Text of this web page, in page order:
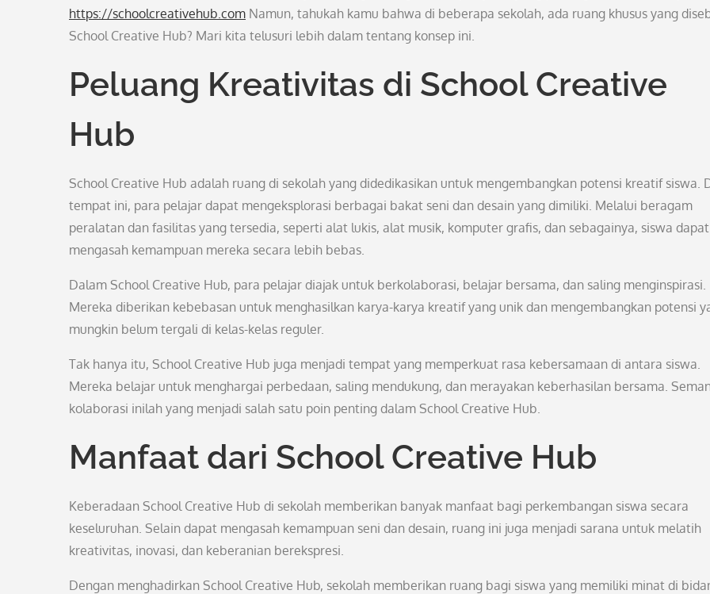
https://schoolcreativehub.com Namun, tahukah kamu bahwa di beberapa sekolah, ada ruang khusus yang
School Creative Hub? Mari kita telusuri lebih dalam tentang konsep ini.
Peluang Kreativitas di School Creative
Hub
School Creative Hub adalah ruang di sekolah yang didedikasikan untuk mengembangkan potensi kreatif siswa.
tempat ini, para pelajar dapat mengeksplorasi berbagai bakat seni dan desain yang dimiliki. Melalui beragam
peralatan dan fasilitas yang tersedia, seperti alat lukis, alat musik, komputer grafis, dan sebagainya, siswa dapat
mengasah kemampuan mereka secara lebih bebas.
Dalam School Creative Hub, para pelajar diajak untuk berkolaborasi, belajar bersama, dan saling menginspirasi.
Mereka diberikan kebebasan untuk menghasilkan karya-karya kreatif yang unik dan mengembangkan potensi
mungkin belum tergali di kelas-kelas reguler.
Tak hanya itu, School Creative Hub juga menjadi tempat yang memperkuat rasa kebersamaan di antara siswa.
Mereka belajar untuk menghargai perbedaan, saling mendukung, dan merayakan keberhasilan bersama.
kolaborasi inilah yang menjadi salah satu poin penting dalam School Creative Hub.
Manfaat dari School Creative Hub
Keberadaan School Creative Hub di sekolah memberikan banyak manfaat bagi perkembangan siswa secara
keseluruhan. Selain dapat mengasah kemampuan seni dan desain, ruang ini juga menjadi sarana untuk melatih
kreativitas, inovasi, dan keberanian berekspresi.
Dengan menghadirkan School Creative Hub, sekolah memberikan ruang bagi siswa yang memiliki minat di